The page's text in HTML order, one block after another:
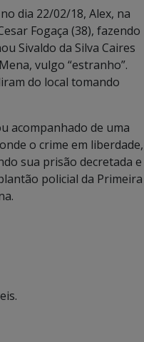
dia 22/02/18, Alex, na
Fogaça (38), fazendo
Sivaldo da Silva Caires
vulgo “estranho”.
do local tomando
acompanhado de uma
o crime em liberdade,
sua prisão decretada e
policial da Primeira